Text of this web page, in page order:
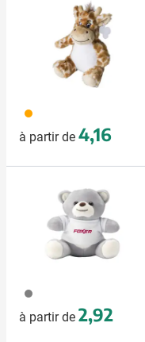
007
à partir de 4,16
003
à partir de 2,92